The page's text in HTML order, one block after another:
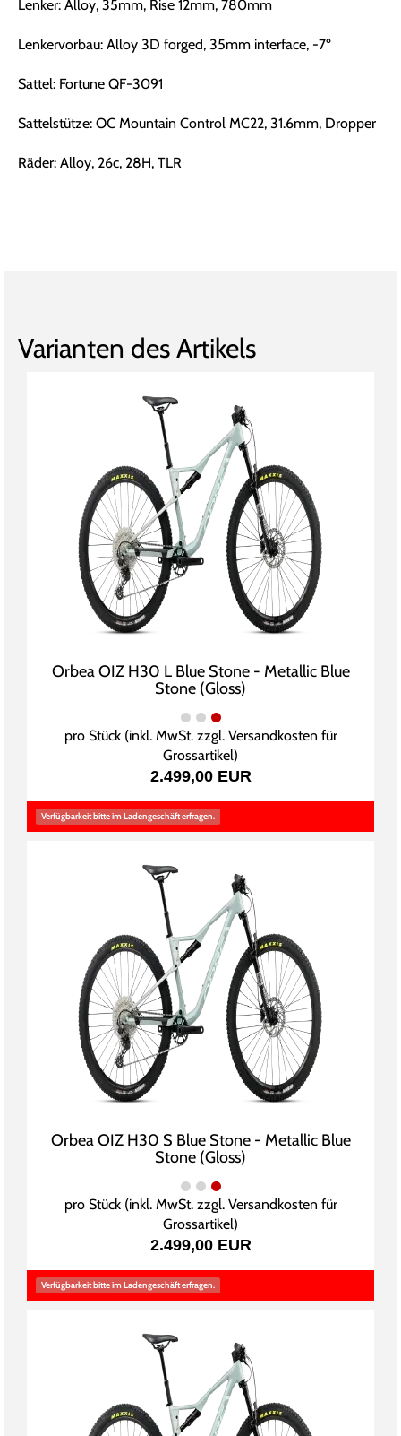
Lenker: Alloy, 35mm, Rise 12mm, 780mm
Lenkervorbau: Alloy 3D forged, 35mm interface, -7º
Sattel: Fortune QF-3091
Sattelstütze: OC Mountain Control MC22, 31.6mm, Dropper
Räder: Alloy, 26c, 28H, TLR
Varianten des Artikels
Orbea OIZ H30 L Blue Stone - Metallic Blue
Stone (Gloss)
pro Stück (inkl. MwSt. zzgl. Versandkosten für
Grossartikel)
2.499,00 EUR
Verfügbarkeit bitte im Ladengeschäft erfragen.
Orbea OIZ H30 S Blue Stone - Metallic Blue
Stone (Gloss)
pro Stück (inkl. MwSt. zzgl. Versandkosten für
Grossartikel)
2.499,00 EUR
Verfügbarkeit bitte im Ladengeschäft erfragen.